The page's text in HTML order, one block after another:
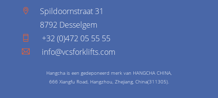
Spildoornstraat 31
8792 Desselgem
+32 (0)472 05 55 55
info@vcsforklifts.com
Hangcha is een gedeponeerd merk van HANGCHA CHINA,
666 Xiangfu Road, Hangzhou, Zhejiang, China(311305).